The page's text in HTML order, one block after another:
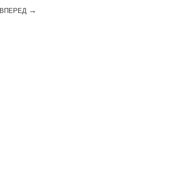
ВПЕРЕД